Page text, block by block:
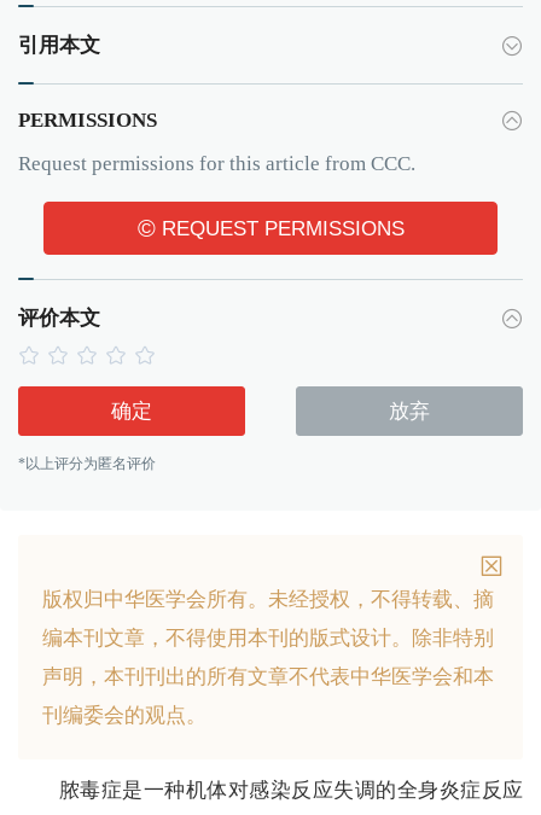
引用本文
PERMISSIONS
Request permissions for this article from CCC.
© REQUEST PERMISSIONS
评价本文
确定 放弃
*以上评分为匿名评价
版权归中华医学会所有。 未经授权，不得转载、摘
编本刊文章，不得使用本刊的版式设计。
除非特别
声明，本刊刊出的所有文章不代表中华医学会和本
刊编委会的观点。
脓毒症是一种机体对感染反应失调的全身炎症反应